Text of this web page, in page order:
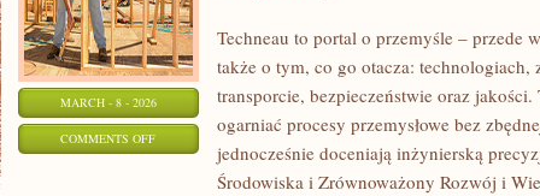
MARCH - 8 - 2026
COMMENTS OFFON
PRZEMYSŁ
Techneau to portal o przemyśle – przede
także o tym, co go otacza: technologiach,
transporcie, bezpieczeństwie oraz
ogarniać procesy przemysłowe bez
jednocześnie doceniają inżynierską
Środowiska i Zrównoważony Rozwój i